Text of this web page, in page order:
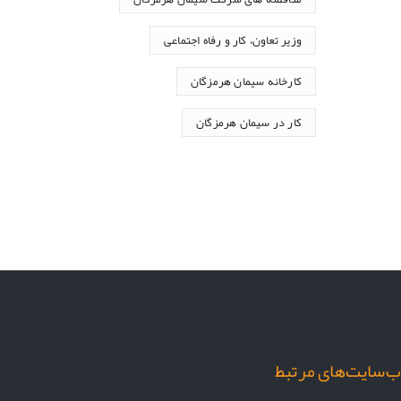
وزیر تعاون، کار و رفاه اجتماعی
کارخانه سیمان هرمزگان
کار در سیمان هرمزگان
مرتبط